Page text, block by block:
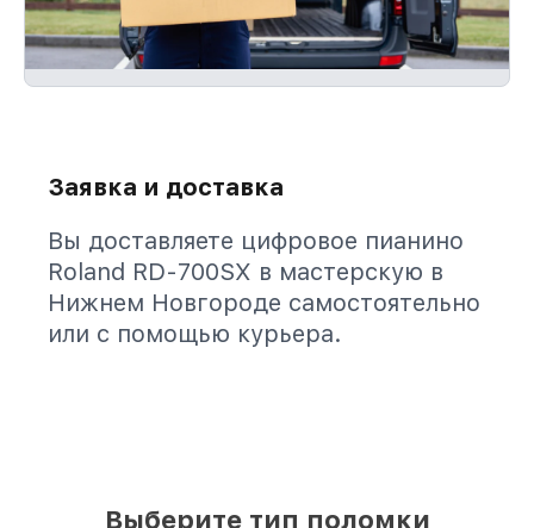
Заявка и доставка
Вы доставляете цифровое пианино
Roland RD-700SX в мастерскую в
Нижнем Новгороде самостоятельно
или с помощью курьера.
Выберите тип поломки